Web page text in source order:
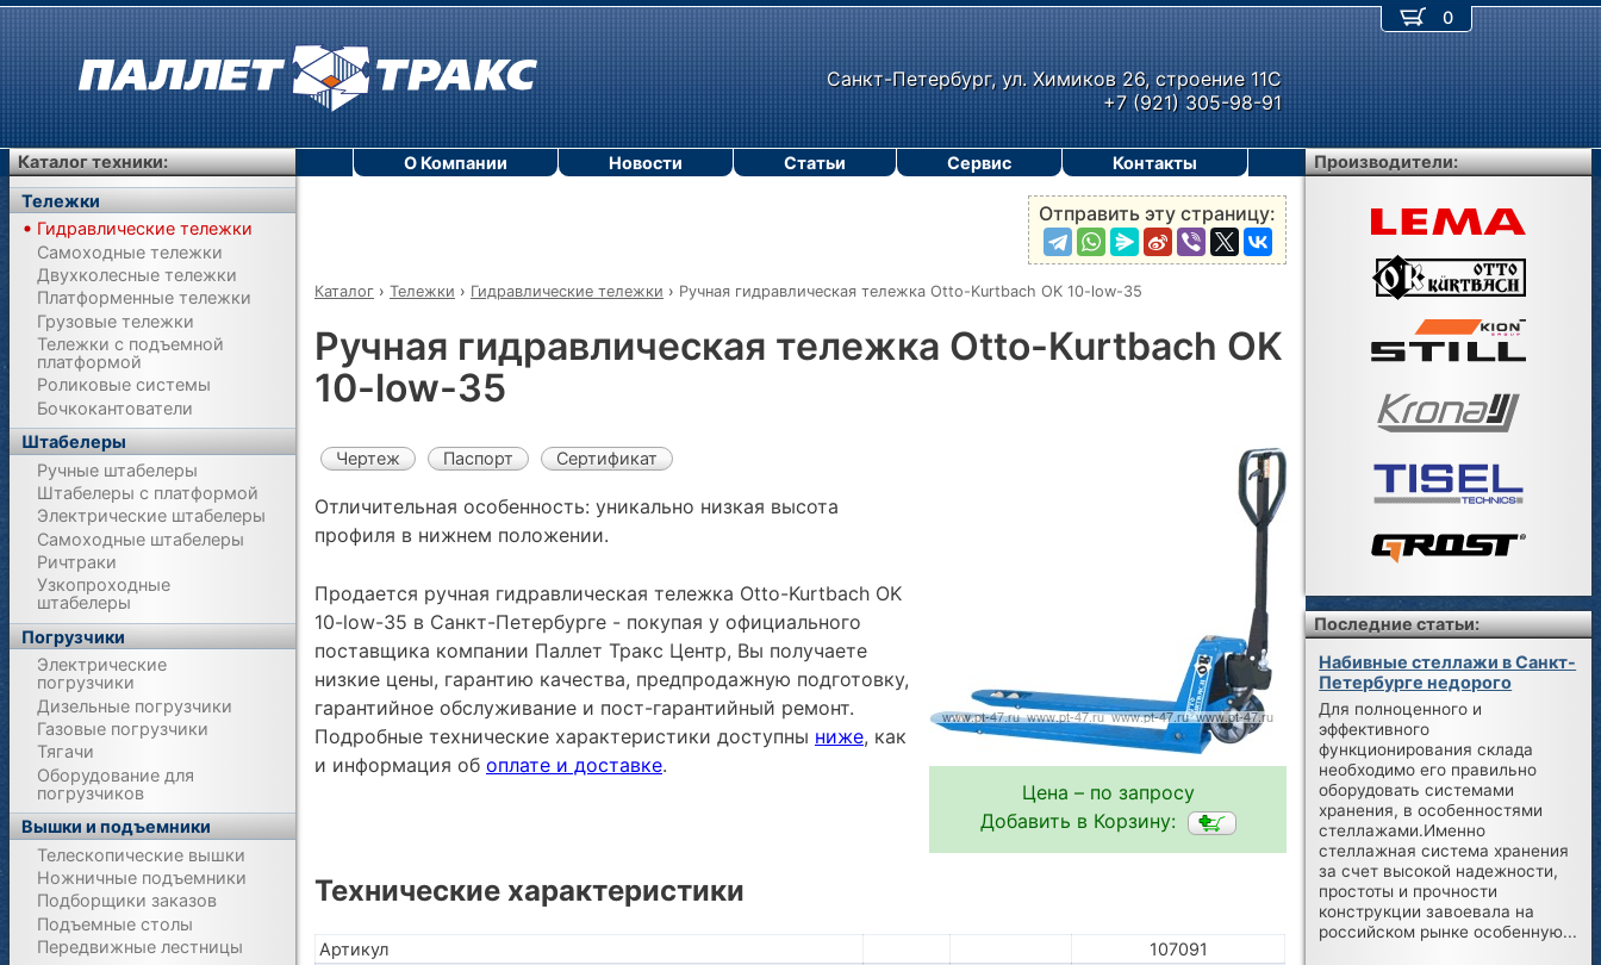
Санкт-Петербург, ул. Химиков 26, строение 11С
+7 (921) 305-98-91
Отправить эту страницу:
Каталог › Тележки › Гидравлические тележки › Ручная гидравлическая тележка Otto-Kurtbach OK 10-low-35
Ручная гидравлическая тележка Otto-Kurtbach OK
10-low-35
Цена – по запросу
Добавить в Корзину:
Чертеж Паспорт Сертификат
Отличительная особенность: уникально низкая высота
профиля в нижнем положении.
Продается ручная гидравлическая тележка Otto-Kurtbach OK
10-low-35 в Санкт-Петербурге - покупая у официального
поставщика компании Паллет Тракс Центр, Вы получаете
низкие цены, гарантию качества, предпродажную подготовку,
гарантийное обслуживание и пост-гарантийный ремонт.
Подробные технические характеристики доступны ниже, как
и информация об оплате и доставке.
Технические характеристики
Артикул
107091
0
О Компании Новости Статьи Сервис Контакты
Каталог техники:
Тележки
Гидравлические тележки
Самоходные тележки
Двухколесные тележки
Платформенные тележки
Грузовые тележки
Тележки с подъемной
платформой
Роликовые системы
Бочкокантователи
Штабелеры
Ручные штабелеры
Штабелеры с платформой
Электрические штабелеры
Самоходные штабелеры
Ричтраки
Узкопроходные
штабелеры
Погрузчики
Электрические
погрузчики
Дизельные погрузчики
Газовые погрузчики
Тягачи
Оборудование для
погрузчиков
Вышки и подъемники
Телескопические вышки
Ножничные подъемники
Подборщики заказов
Подъемные столы
Передвижные лестницы
Производители:
Последние статьи:
Набивные стеллажи в Санкт-
Петербурге недорого
Для полноценного и
эффективного
функционирования склада
необходимо его правильно
оборудовать системами
хранения, в особенностями
стеллажами.Именно
стеллажная система хранения
за счет высокой надежности,
простоты и прочности
конструкции завоевала на
российском рынке особенную...